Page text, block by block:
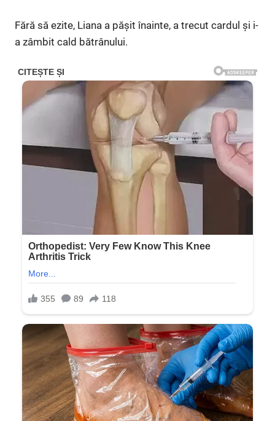
Fără să ezite, Liana a pășit înainte, a trecut cardul și i-
a zâmbit cald bătrânului.